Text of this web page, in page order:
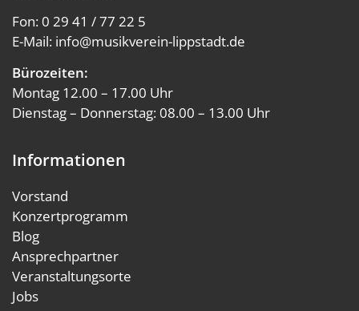
Fon: 0 29 41 / 77 22 5
E-Mail: info@musikverein-lippstadt.de
Bürozeiten:
Montag 12.00 – 17.00 Uhr
Dienstag – Donnerstag: 08.00 – 13.00 Uhr
Informationen
Vorstand
Konzertprogramm
Blog
Ansprechpartner
Veranstaltungsorte
Jobs